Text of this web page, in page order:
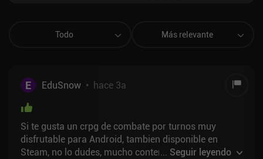
Todo Más relevante
E EduSnow • hace 3a
Si te gusta un crpg de combate por turnos muy
disfrutable para Android, tambien disponible en
Steam, no lo dudes, mucho contenido, buena historia,
... Seguir leyendo